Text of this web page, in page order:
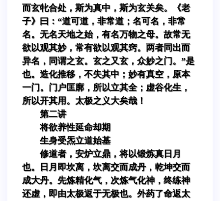
而玄牝合处，斯为真中，斯为玄关矣。《老
子》曰：“道可道，非常道；名可名，非常
名。无名天地之始，有名万物之母。故常无
欲以观其妙，常有欲以观其窍。两者同出而
异名，同谓之玄。玄之又玄，众妙之门。”是
也。造化推移，不失其中；妙有真空，原本
一门。门户匡廓，所以立其全；虚谷化生，
所以开其用。太极之义大矣哉！
第二讲
将欲养性延命却期
生身受炁立道始基
修道者，安炉立鼎，将以锻炼真日月
也。日月即坎离，坎离交而成丹，乾坤交而
成大丹。先炼精化气，次炼气化神，终练神
还虚，即由太极返于无极也。外药了命返太